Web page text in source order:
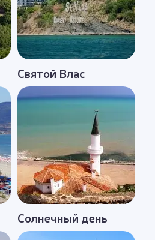
Святой Влас
Солнечный день